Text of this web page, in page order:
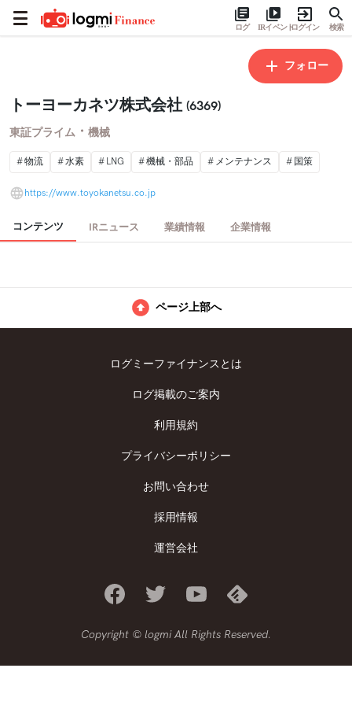
ログ IRイベントログイン 検索
フォロー
トーヨーカネツ株式会社 (6369)
東証プライム ・ 機械
物流 水素 LNG 機械・部品 メンテナンス 国策
https://www.toyokanetsu.co.jp
コンテンツ IRニュース 業績情報 企業情報
ページ上部へ
ログミーファイナンスとは
ログ掲載のご案内
利用規約
プライバシーポリシー
お問い合わせ
採用情報
運営会社
Copyright © logmi All Rights Reserved.